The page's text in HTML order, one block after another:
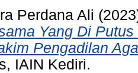
Perdana Ali
Yang Di
Pengadilan
IAIN Kediri.